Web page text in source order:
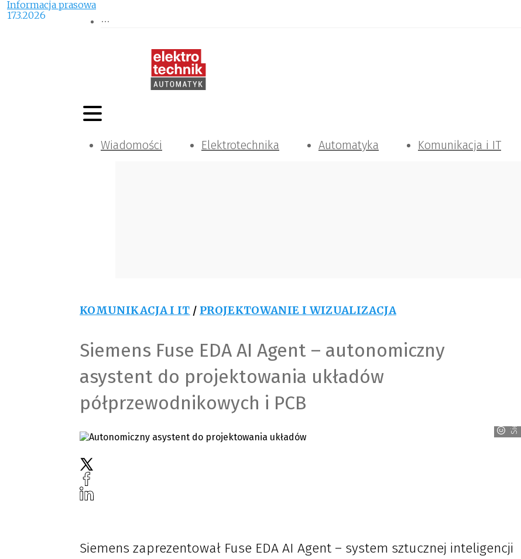
Wiadomości Elektrotechnika Automatyka Komunikacja i IT
KOMUNIKACJA I IT / PROJEKTOWANIE I WIZUALIZACJA
Siemens Fuse EDA AI Agent – autonomiczny
asystent do projektowania układów
półprzewodnikowych i PCB
Siemens
Informacja prasowa
17.3.2026
Siemens zaprezentował Fuse EDA AI Agent – system sztucznej inteligencji